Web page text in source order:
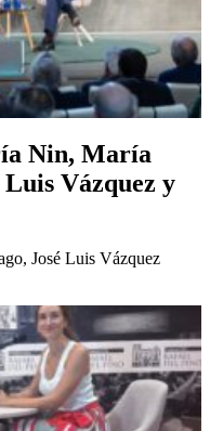
Nin, María
Luis Vázquez y
José Luis Vázquez